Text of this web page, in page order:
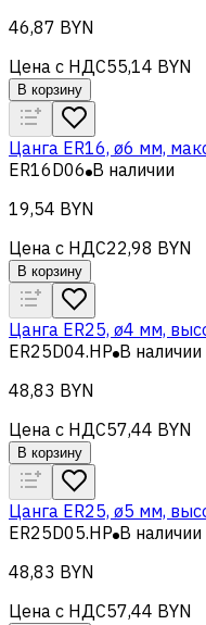
46,87 BYN
Цена с НДС55,14 BYN
В корзину
Цанга ER16, ø6 мм,
ER16D06 В наличии
19,54 BYN
Цена с НДС22,98 BYN
В корзину
Цанга ER25, ø4 мм,
ER25D04.HP В наличии
48,83 BYN
Цена с НДС57,44 BYN
В корзину
Цанга ER25, ø5 мм,
ER25D05.HP В наличии
48,83 BYN
Цена с НДС57,44 BYN